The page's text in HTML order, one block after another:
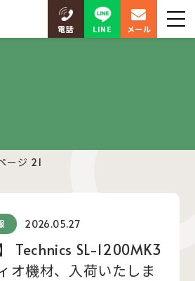
電話 LINE メール
ージ 21
2026.05.27
Technics SL-1200MK3
オ機材、入荷いたしま